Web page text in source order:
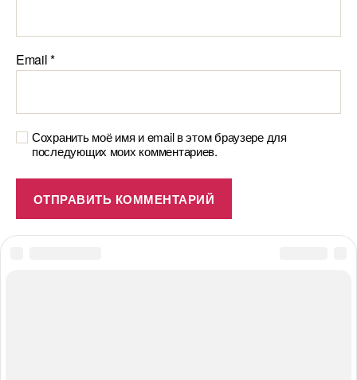
Email*
Сохранить моё имя и email в этом браузере для
последующих моих комментариев.